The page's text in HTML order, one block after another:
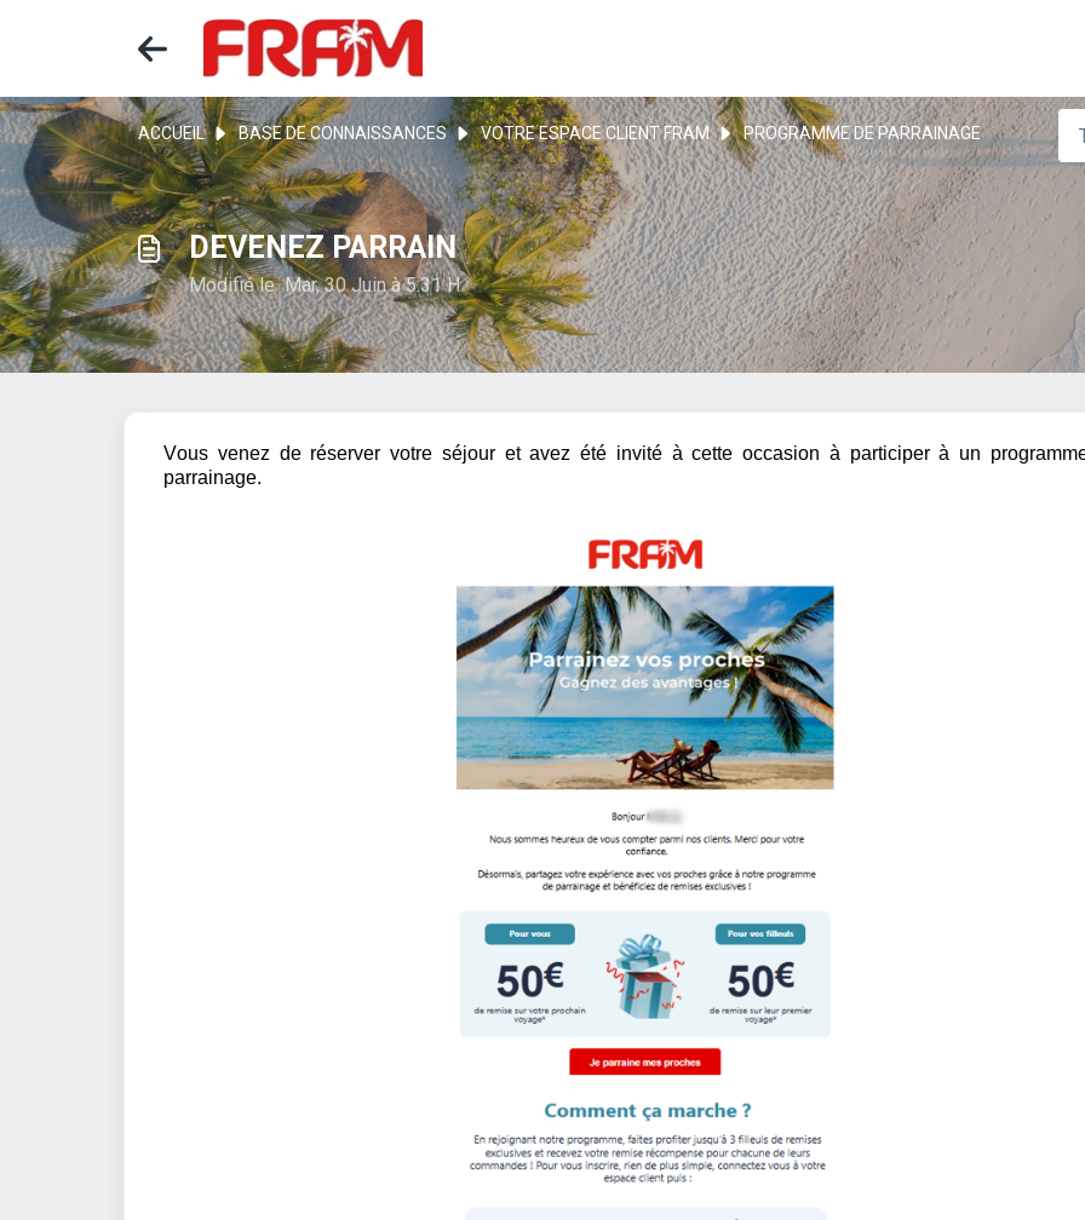
ACCUEIL BASE DE CONNAISSANCES VOTRE ESPACE CLIENT FRAM PROGRAMME DE PARRAINAGE
DEVENEZ PARRAIN
Modifié le Mar, 30 Juin à 5:31 H
Vous venez de réserver votre séjour et avez été invité à cette occasion à participer à un
parrainage.